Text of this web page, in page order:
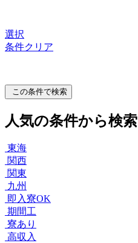
選択
条件クリア
この条件で検索
人気の条件から検索
東海
関西
関東
九州
即入寮OK
期間工
寮あり
高収入